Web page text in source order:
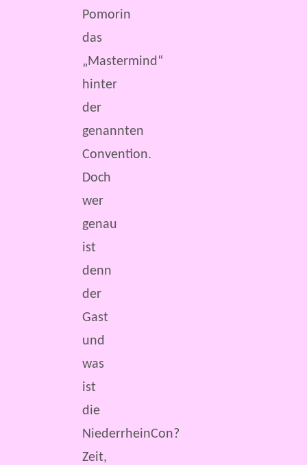
Pomorin
das
„Mastermind“
hinter
der
genannten
Convention.
Doch
wer
genau
ist
denn
der
Gast
und
was
ist
die
NiederrheinCon?
Zeit,